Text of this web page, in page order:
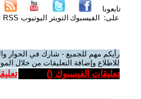
تابعونا
على: الفيسبوك التويتر اليوتيوب RSS
رأيكم مهم للجميع - شارك في الحوار
للاطلاع وإضافة التعليقات من خلال
تعليقات الفيسبوك ()